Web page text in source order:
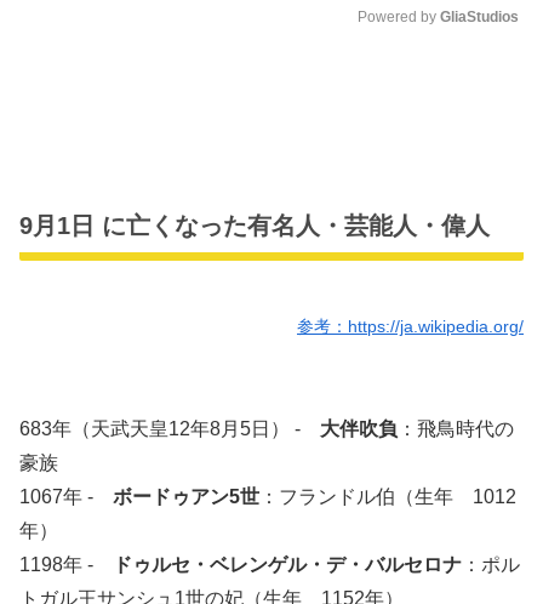
Powered by GliaStudios
9月1日 に亡くなった有名人・芸能人・偉人
参考：https://ja.wikipedia.org/
683年（天武天皇12年8月5日） - 大伴吹負 ：飛鳥時代の
豪族
1067年 - ボードゥアン5世 ：フランドル伯（生年 1012
年）
1198年 -
ドゥルセ・ベレンゲル・デ・バルセロナ ：ポル
トガル王サンシュ1世の妃（生年 1152年）